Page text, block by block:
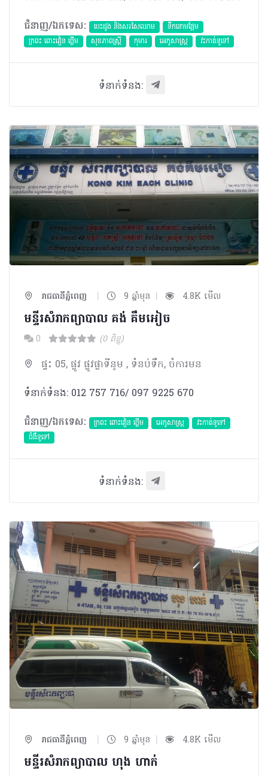
ជំនាញ/ឯកទេស:
បេះដូង​ និងសរសៃឈាម
ទឹកនោមផ្អែម
ក្រពះ ពោះវៀន ថ្លើម
សុខភាពស្រ្តី កុមារ អេកូសាស្រ្ត វះកាត់ទូទៅ
ទំនាក់ទំនង:
រាជធានីភ្នំពេញ | 9 ឆ្នាំមុន | 4.8K មើល
មន្ទីរ​សំរាកព្យាបាល​​ គង់ គឹមអៀច
0 (0 ពិន្ទុ)
ផ្ទះ 05, ផ្លូវ ផ្លូវផ្លាទីនូម , ទំនប់ទឹក, ចំការមន
ទំនាក់ទំនង: 012 757 716/ 097 9225 670
ជំនាញ/ឯកទេស:
ក្រពះ ពោះវៀន ថ្លើម អេកូសាស្រ្ត
វះកាត់ទូទៅ
ជំងឺទូទៅ
ទំនាក់ទំនង:
រាជធានីភ្នំពេញ | 9 ឆ្នាំមុន | 4.8K មើល
មន្ទីរសំរាកព្យាបាល ហុង ហាក់